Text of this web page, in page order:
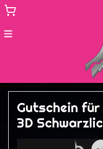
Menu
3D Schwarzlicht
Lasermaxx
Mission Escape
Gutschein für
3D